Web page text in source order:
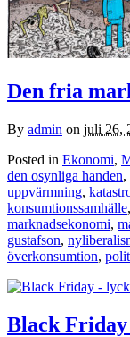
Den fria
By admin on juli 26,
Posted in Ekonomi,
den osynliga handen,
uppvärmning,
konsumtionssamhälle,
marknadsekonomi,
gustafson,
överkonsumtion,
Black Friday